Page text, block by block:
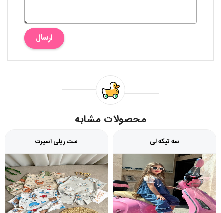
ارسال
محصولات مشابه
سه تیکه لی ست ریلی اسپرت